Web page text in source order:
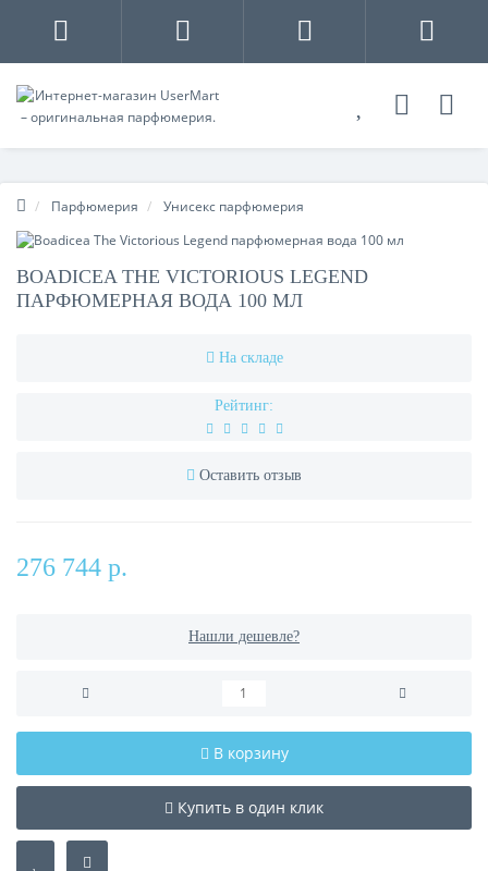
Парфюмерия Унисекс парфюмерия
BOADICEA THE VICTORIOUS LEGEND
ПАРФЮМЕРНАЯ ВОДА 100 МЛ
На складе
Рейтинг:
Оставить отзыв
276 744 р.
Нашли дешевле?
В корзину
Купить в один клик